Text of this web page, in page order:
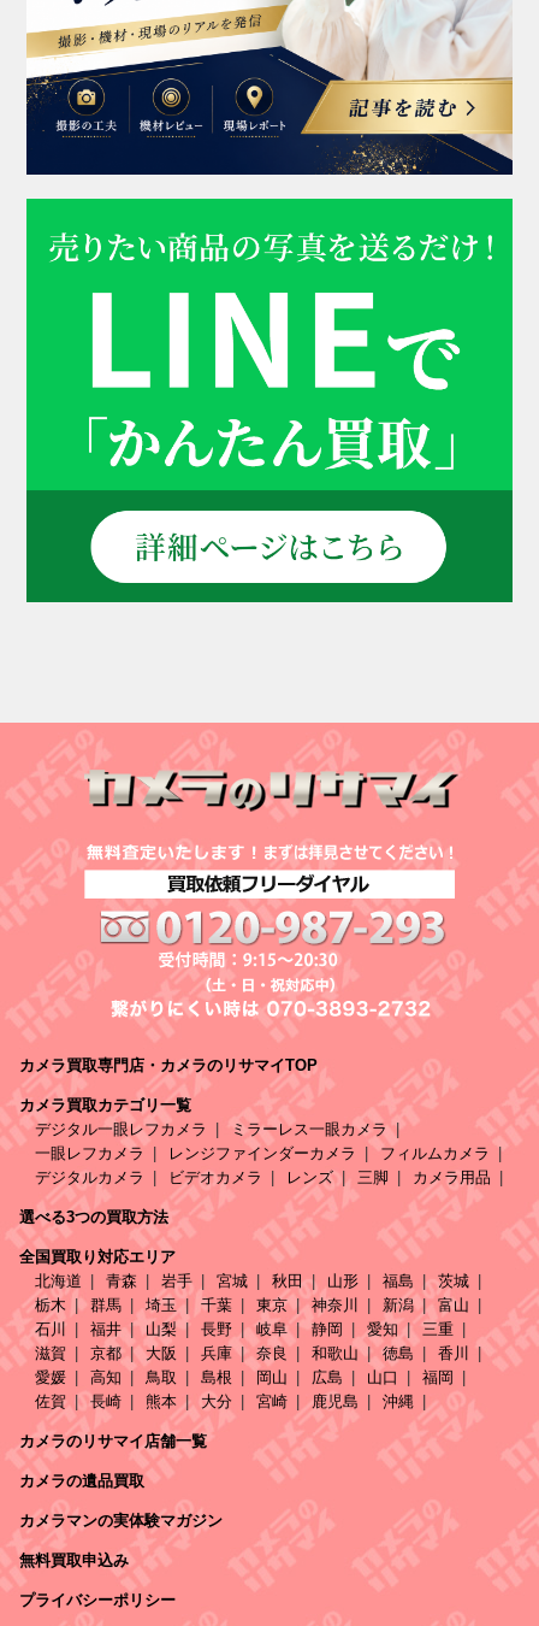
カメラ買取専門店・カメラのリサマイTOP
カメラ買取カテゴリ一覧
デジタル一眼レフカメラ
ミラーレス一眼カメラ
一眼レフカメラ
レンジファインダーカメラ
フィルムカメラ
デジタルカメラ
ビデオカメラ レンズ 三脚 カメラ用品
選べる3つの買取方法
全国買取り対応エリア
北海道
青森 岩手 宮城 秋田 山形 福島
茨城
栃木
群馬 埼玉 千葉 東京 神奈川 新潟
富山
石川
福井 山梨 長野 岐阜 静岡 愛知
三重
滋賀
京都 大阪 兵庫 奈良 和歌山 徳島
香川
愛媛
高知 鳥取 島根 岡山 広島 山口
福岡
佐賀
長崎 熊本 大分 宮崎 鹿児島 沖縄
カメラのリサマイ店舗一覧
カメラの遺品買取
カメラマンの実体験マガジン
無料買取申込み
プライバシーポリシー